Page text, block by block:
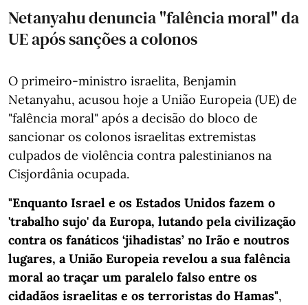
Netanyahu denuncia "falência moral" da
UE após sanções a colonos
O primeiro-ministro israelita, Benjamin
Netanyahu, acusou hoje a União Europeia (UE) de
"falência moral" após a decisão do bloco de
sancionar os colonos israelitas extremistas
culpados de violência contra palestinianos na
Cisjordânia ocupada.
"Enquanto Israel e os Estados Unidos fazem o
'trabalho sujo' da Europa, lutando pela civilização
contra os fanáticos ‘jihadistas’ no Irão e noutros
lugares, a União Europeia revelou a sua falência
moral ao traçar um paralelo falso entre os
cidadãos israelitas e os terroristas do Hamas",